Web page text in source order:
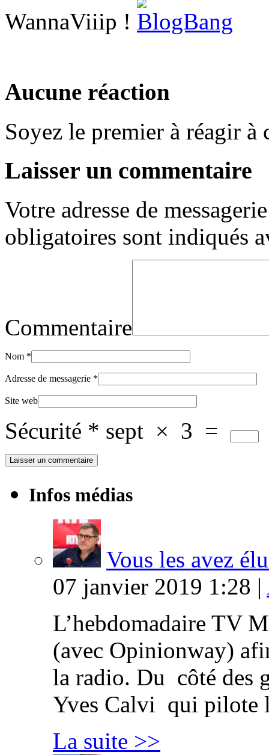
WannaViiip !
Aucune réaction
Soyez le premier à réagir à
Laisser un commentaire
Votre adresse de
obligatoires sont indiqués
Commentaire
Nom *
Adresse de messagerie *
Site web
Sécurité * sept × 3 =
Infos médias
Vous les avez
07 janvier 2019 1:28 |
L’hebdomadaire TV
(avec Opinionway)
la radio. Du côté des
Yves Calvi qui
La suite >>